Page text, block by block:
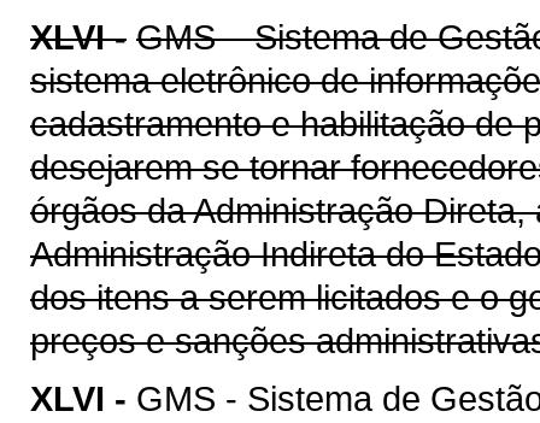
XLVI - GMS – Sistema de
sistema eletrônico de
cadastramento e habilitação de
desejarem se tornar
órgãos da Administração
Administração Indireta do
dos itens a serem licitados e o
preços e sanções
XLVI - GMS - Sistema de